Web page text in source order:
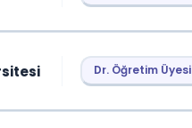
Dr. Öğretim Üyesi